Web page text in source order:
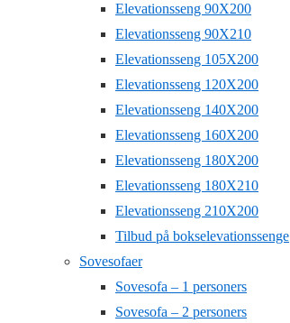
Elevationsseng 90X200
Elevationsseng 90X210
Elevationsseng 105X200
Elevationsseng 120X200
Elevationsseng 140X200
Elevationsseng 160X200
Elevationsseng 180X200
Elevationsseng 180X210
Elevationsseng 210X200
Tilbud på bokselevationssenge
Sovesofaer
Sovesofa – 1 personers
Sovesofa – 2 personers